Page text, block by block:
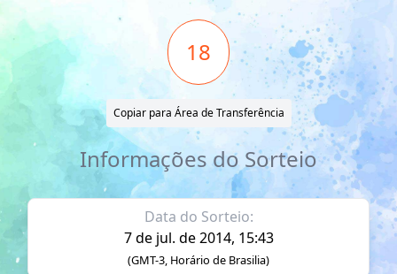
18
Copiar para Área de Transferência
Informações do Sorteio
Data do Sorteio:
7 de jul. de 2014, 15:43
(GMT-3, Horário de Brasilia)